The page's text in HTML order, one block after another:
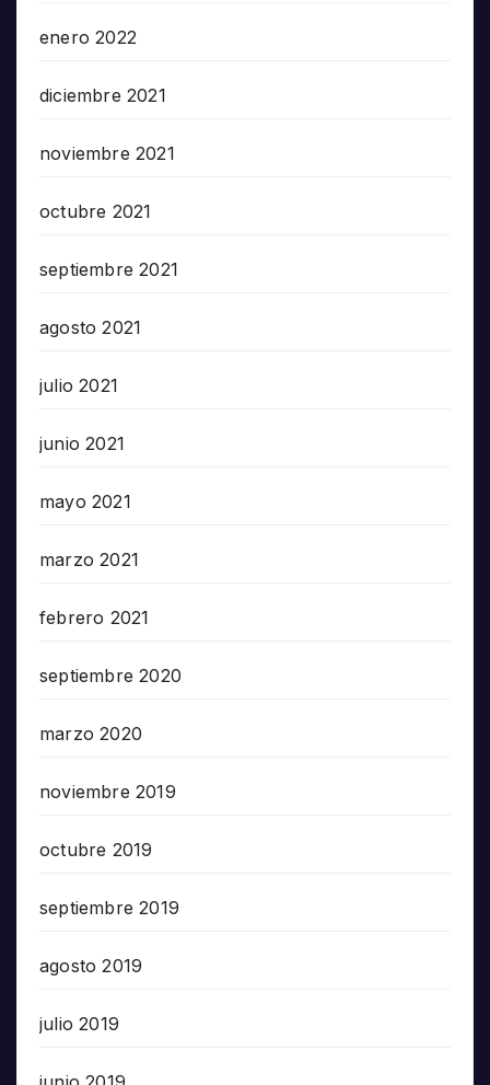
enero 2022
diciembre 2021
noviembre 2021
octubre 2021
septiembre 2021
agosto 2021
julio 2021
junio 2021
mayo 2021
marzo 2021
febrero 2021
septiembre 2020
marzo 2020
noviembre 2019
octubre 2019
septiembre 2019
agosto 2019
julio 2019